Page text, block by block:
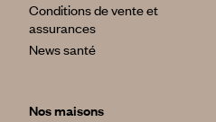
Conditions de vente et
assurances
News santé
Nos maisons